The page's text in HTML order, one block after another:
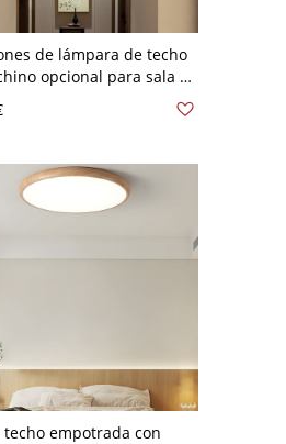
de lámpara de techo
opcional para sala de
Tambor 110 A 120 V Loto
techo empotrada con